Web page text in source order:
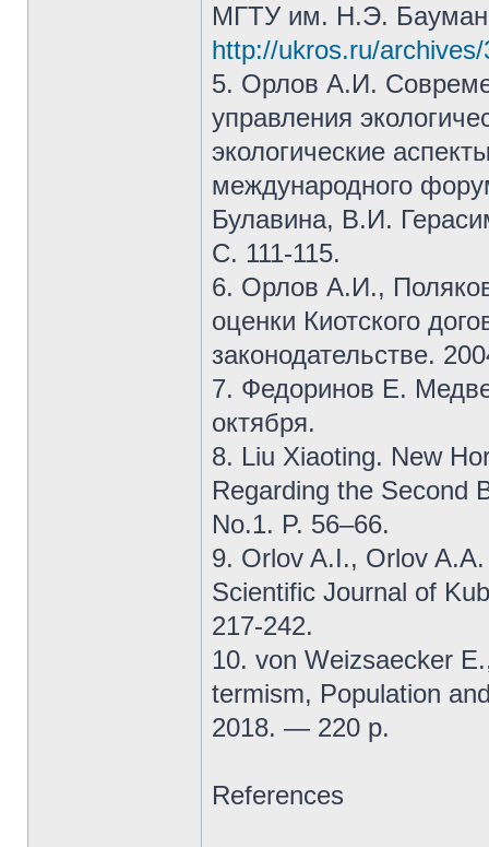
МГТУ им. Н.Э.
http://ukros.ru/archives/
5. Орлов А.И.
управления
экологические
международного
Булавина, В.И.
С. 111-115.
6. Орлов А.И.,
оценки Киотского
законодательстве.
7. Федоринов Е.
октября.
8. Liu Xiaoting. New
Regarding the Second
No.1. P. 56–66.
9. Orlov A.I., Orlov
Scientific Journal of
217-242.
10. von Weizsaecker
termism, Population
2018. — 220 p.
References